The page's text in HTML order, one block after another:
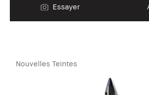
Essayer
Nouvelles Teintes